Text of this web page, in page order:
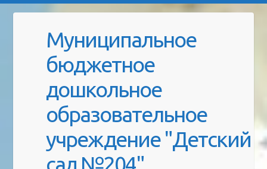
Муниципальное
бюджетное
дошкольное
образовательное
учреждение "Детский
сад №204"